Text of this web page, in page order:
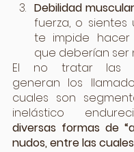
Debilidad
fuerza, o
te impide hacer
que deberían ser
El no tratar las
generan los
cuales son
inelástico
diversas formas de
nudos, entre las